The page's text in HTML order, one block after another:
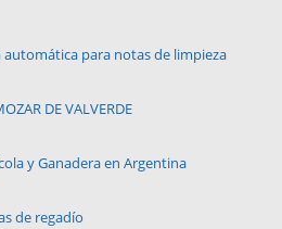
automática para notas de limpieza
DE VALVERDE
y Ganadera en Argentina
de regadío